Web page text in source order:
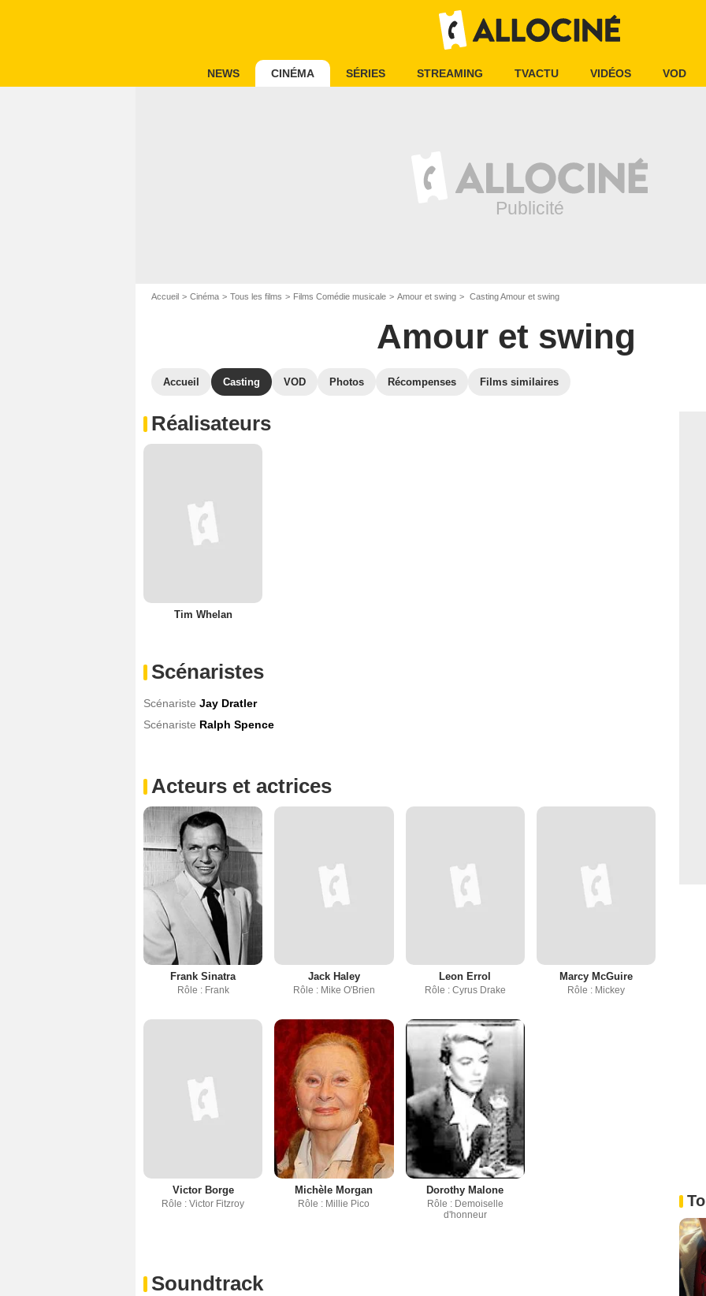
NEWS CINÉMA SÉRIES STREAMING TVACTU VIDÉOS VOD
Accueil Cinéma Tous les films Films Comédie musicale Amour et swing Casting Amour et swing
Amour et swing
Accueil Casting VOD Photos Récompenses Films similaires
Réalisateurs
Tim Whelan
Scénaristes
Scénariste Jay Dratler
Scénariste Ralph Spence
Acteurs et actrices
Frank Sinatra
Rôle : Frank
Jack Haley
Rôle : Mike O'Brien
Leon Errol
Rôle : Cyrus Drake
Marcy McGuire
Rôle : Mickey
Victor Borge
Rôle : Victor Fitzroy
Michèle Morgan
Rôle : Millie Pico
Dorothy Malone
Rôle : Demoiselle
d'honneur
Soundtrack